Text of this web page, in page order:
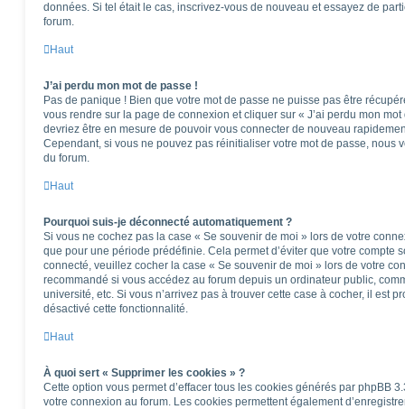
données. Si tel était le cas, inscrivez-vous de nouveau et essayez de
forum.
Haut
J’ai perdu mon mot de passe !
Pas de panique ! Bien que votre mot de passe ne puisse pas être
vous rendre sur la page de connexion et cliquer sur « J’ai perdu mon
devriez être en mesure de pouvoir vous connecter de nouveau
Cependant, si vous ne pouvez pas réinitialiser votre mot de passe, nous
du forum.
Haut
Pourquoi suis-je déconnecté automatiquement ?
Si vous ne cochez pas la case « Se souvenir de moi » lors de votre
que pour une période prédéfinie. Cela permet d’éviter que votre compte
connecté, veuillez cocher la case « Se souvenir de moi » lors de votre
recommandé si vous accédez au forum depuis un ordinateur public,
université, etc. Si vous n’arrivez pas à trouver cette case à cocher, il est
désactivé cette fonctionnalité.
Haut
À quoi sert « Supprimer les cookies » ?
Cette option vous permet d’effacer tous les cookies générés par phpBB
votre connexion au forum. Les cookies permettent également